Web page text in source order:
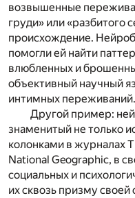
возвышенные
груди» или «разбитого
происхождение.
помогли ей найти
влюбленных и
объективный научный
интимных переживаний.
Другой пример:
знаменитый не только
колонками в журналах
National Geographic, в
социальных и
их сквозь призму